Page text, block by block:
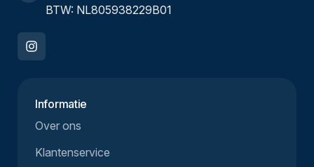
BTW: NL805938229B01
Informatie
Over ons
Klantenservice